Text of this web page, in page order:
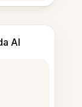
AI